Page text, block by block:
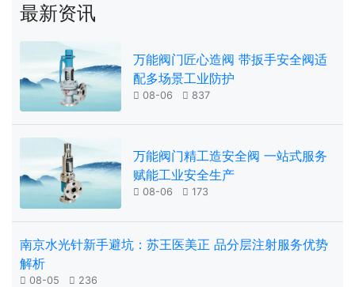
最新资讯
万能阀门匠心造阀 带扳手安全阀适
配多场景工业防护
 08-06  837
万能阀门精工造安全阀 一站式服务
赋能工业安全生产
 08-06  173
南京水光针新手避坑：苏王医美正 品分层注射服务优势
解析
 08-05  236